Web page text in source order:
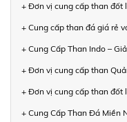
+ Đơn vị cung cấp than đốt
+ Cung cấp than đá giá rẻ
+ Cung Cấp Than Indo –
+ Đơn vị cung cấp than
+ Đơn vị cung cấp than đốt
+ Cung Cấp Than Đá Miền